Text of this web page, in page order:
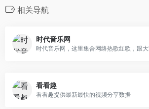
相关导航
时代音乐网
时代音乐网，这里集合网络热歌红歌，跟大
看看趣
看看趣提供最新最快的视频分享数据